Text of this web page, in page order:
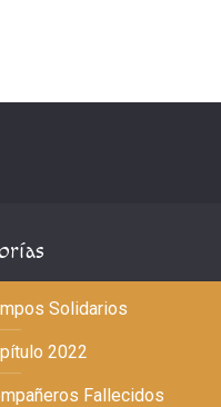
Solidarios
2022
Fallecidos